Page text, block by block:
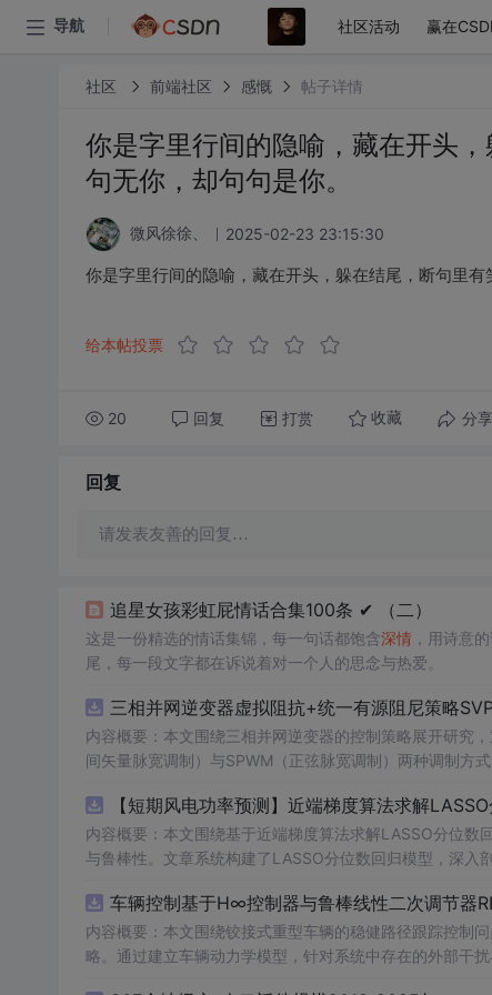
导航 社区活动 赢在
社区 前端社区 感慨 帖子详情
你是字里行间的隐喻，藏在开头
句无你，却句句是你。
微风徐徐、 2025-02-23 23:15:30
你是字里行间的隐喻，藏在开头，躲在结尾，断句里
给本帖投票
20 回复 打赏 收藏 分享
回复
请发表友善的回复…
追星女孩彩虹屁情话合集100条 ✔︎ （二）
这是一份精选的情话集锦，每一句话都饱含深情，用诗意
尾，每一段文字都在诉说着对一个人的思念与热爱。
三相并网逆变器虚拟阻抗+统一有源阻尼策略
内容概要：本文围绕三相并网逆变器的控制策略展开研究
间矢量脉宽调制）与SPWM（正弦脉宽调制）两种调制方
制策略的设计、调制算法的实现、动态响应分析及谐波抑
术，构建了完整的高性能并网逆变器控制系统仿真体系。; 适合人群：适用于从事电力电子、新能源发电、智能电网及相关领域的研究生、
科研人员和工程技术人员，特别是具备三相并网逆变器控制理论基
工作；③为企业研发高性能、高可靠性的并网逆变器产品提供先进的控制方案与
k模型文件进行实际操作与仿真验证，重点关注虚拟阻抗参
并可进一步拓展学习文中提及的正负序控制、中点电位平
【短期风电功率预测】近端梯度算法求解
内容概要：本文围绕基于近端梯度算法求解LASSO分位
与鲁棒性。文章系统构建了LASSO分位数回归模型，深入
能，结果表明其相较于传统方法具有更强的稳定性和准确
方向与技术应用案例，突出该方法在新能源预测与智能优化中的广泛适用性与实践价值。
计学习）与Matlab编程能力，从事新能源发电预测、电力
车辆控制基于H∞控制器与鲁棒线性二次调节器
内容概要：本文围绕铰接式重型车辆的稳健路径跟踪控制
略。通过建立车辆动力学模型，针对系统中存在的外部干